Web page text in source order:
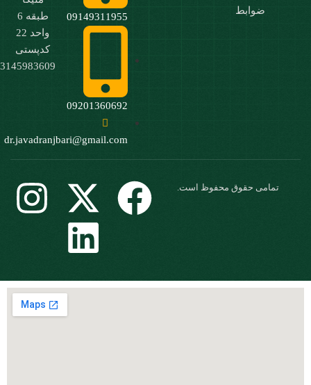
09149311955
09201360692
dr.javadranjbari@gmail.com
کدپستی
3145983609
حقوق محفوظ است.